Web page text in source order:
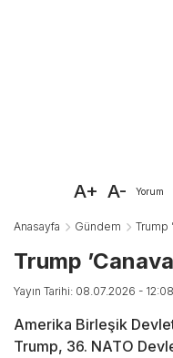
A+ A- Yorum
Anasayfa Gündem Trump
Trump
Yayın Tarihi: 08.07.2026 - 12:08
Amerika Birleşik
Trump, 36. NATO